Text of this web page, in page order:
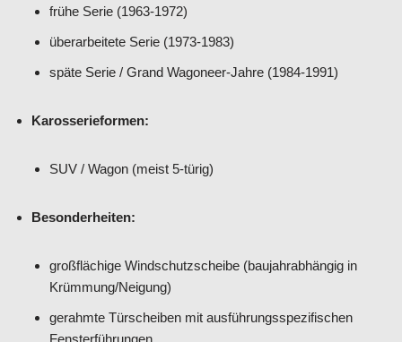
frühe Serie (1963-1972)
überarbeitete Serie (1973-1983)
späte Serie / Grand Wagoneer-Jahre (1984-1991)
Karosserieformen:
SUV / Wagon (meist 5-türig)
Besonderheiten:
großflächige Windschutzscheibe (baujahrabhängig in
Krümmung/Neigung)
gerahmte Türscheiben mit ausführungsspezifischen
Fensterführungen